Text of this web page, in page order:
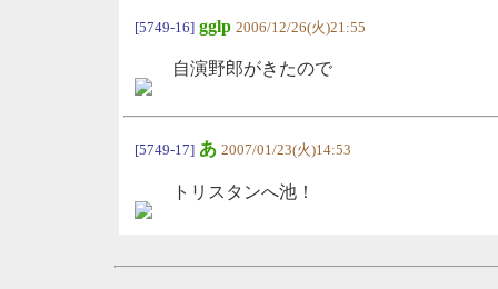
[5749-16] gglp 2006/12/26(火)21:55
自演野郎がきたので
[5749-17] あ 2007/01/23(火)14:53
トリスタンへ池！